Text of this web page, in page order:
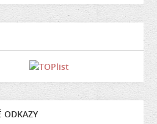
ODKAZY